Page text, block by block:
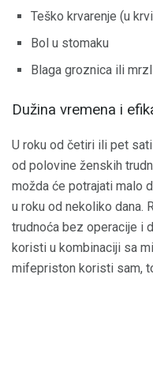
Teško krvarenje (u
Bol u stomaku
Blaga groznica ili
Dužina vremena i
U roku od četiri ili pet
od polovine ženskih
možda će potrajati malo
u roku od nekoliko dana.
trudnoća bez operacije i
koristi u kombinaciji sa
mifepriston koristi sam,